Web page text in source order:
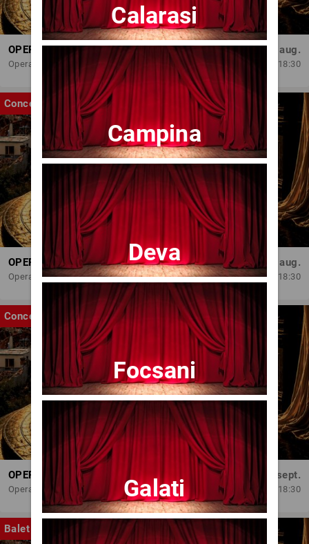
OPERA BRAȘOV ESTIVAL – ROMANCE & CINEMA - CONCERT
Opera Brasov
Sâm, 29 aug.
18:30
Concert
OPERA BRAȘOV ESTIVAL – ARMONII DE VARĂ - CVINTETUL VOCAL ANATOLY - CONCERT
Opera Brasov
Dum, 30 aug.
18:30
Concert
OPERA BRAȘOV ESTIVAL – SEARĂ DE OPERĂ – CONCERT EXTRAORDINAR
Opera Brasov
Sâm, 5 sept.
18:30
Balet
Calarasi
Campina
Deva
Focsani
Galati